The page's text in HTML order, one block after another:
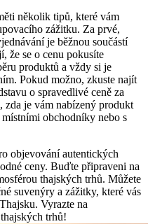
několik tipů, které vám
zážitku. Za prvé,
je běžnou součástí
že se o cenu pokusíte
produktů a vždy si je
Pokud možno, zkuste najít
o spravedlivé ceně za
je vám nabízený produkt
obchodníky nebo s
objevování autentických
ceny. Buďte připraveni na
thajských trhů. Můžete
suvenýry a zážitky, které vás
Vyrazte na
trhů!